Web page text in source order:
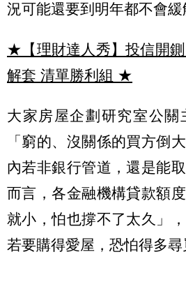
況可能還要到明年都不會緩
★【理財達人秀】投信開鍘
解套 清單勝利組 ★
大家房屋企劃研究室公關
「窮的、沒關係的買方倒
內若非銀行管道，還是能
而言，各金融機構貸款額
就小，怕也撐不了太久」
若要購得愛屋，恐怕得多尋